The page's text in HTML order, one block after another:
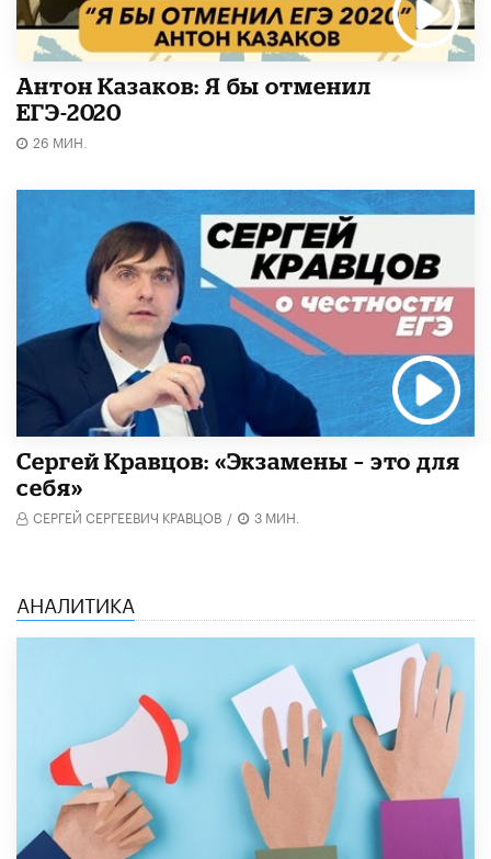
Антон Казаков: Я бы отменил
ЕГЭ-2020
26 МИН.
Сергей Кравцов: «Экзамены – это для
себя»
СЕРГЕЙ СЕРГЕЕВИЧ КРАВЦОВ / 3 МИН.
АНАЛИТИКА